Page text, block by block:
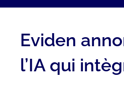
Eviden
l’IA qui